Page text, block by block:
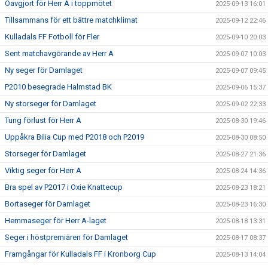
Oavgjort för Herr A i toppmötet 2025-09-13 16:01
Tillsammans för ett bättre matchklimat 2025-09-12 22:46
Kulladals FF Fotboll för Fler 2025-09-10 20:03
Sent matchavgörande av Herr A 2025-09-07 10:03
Ny seger för Damlaget 2025-09-07 09:45
P2010 besegrade Halmstad BK 2025-09-06 15:37
Ny storseger för Damlaget 2025-09-02 22:33
Tung förlust för Herr A 2025-08-30 19:46
Uppåkra Bilia Cup med P2018 och P2019 2025-08-30 08:50
Storseger för Damlaget 2025-08-27 21:36
Viktig seger för Herr A 2025-08-24 14:36
Bra spel av P2017 i Oxie Knattecup 2025-08-23 18:21
Bortaseger för Damlaget 2025-08-23 16:30
Hemmaseger för Herr A-laget 2025-08-18 13:31
Seger i höstpremiären för Damlaget 2025-08-17 08:37
Framgångar för Kulladals FF i Kronborg Cup 2025-08-13 14:04